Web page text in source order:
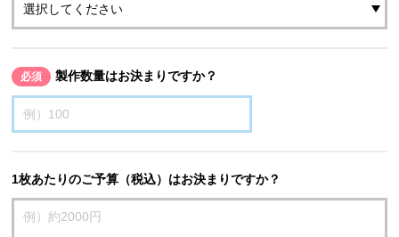
必須 製作数量はお決まりですか？
1枚あたりのご予算（税込）はお決まりですか？